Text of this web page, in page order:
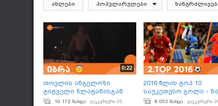
ახლები პოპულარულები
0:22
თოვლის ანგელოზი
ტიტველი ზლატანისგან
10 172 ნახვა
დეკემბერი 26,
2016 წლის ტოპ 10
საუკეთესო გოლი -
2
8 053 ნახვა დეკემბერი